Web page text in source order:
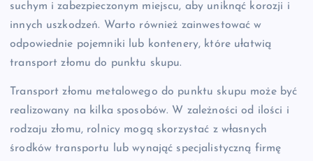
suchym i zabezpieczonym miejscu, aby uniknąć korozji i
innych uszkodzeń. Warto również zainwestować w
odpowiednie pojemniki lub kontenery, które ułatwią
transport złomu do punktu skupu.
Transport złomu metalowego do punktu skupu może być
realizowany na kilka sposobów. W zależności od ilości i
rodzaju złomu, rolnicy mogą skorzystać z własnych
środków transportu lub wynająć specjalistyczną firmę